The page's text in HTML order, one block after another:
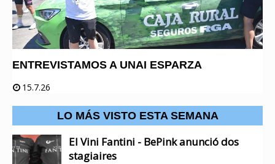
ENTREVISTAMOS A UNAI ESPARZA
15.7.26
LO MÁS VISTO ESTA SEMANA
El Vini Fantini - BePink anunció dos
stagiaires